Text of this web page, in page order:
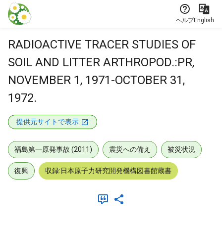
本文に飛ぶ
ヘルプEnglish
RADIOACTIVE TRACER STUDIES OF
SOIL AND LITTER ARTHROPOD.:PR,
NOVEMBER 1, 1971-OCTOBER 31,
1972.
提供元サイトで表示
福島第一原発事故 (2011) 震災への備え 被災状況
復興 収録:日本原子力研究開発機構図書館蔵書